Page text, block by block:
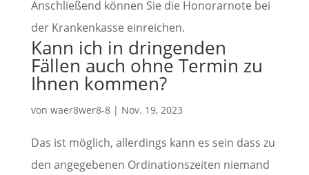
Anschließend können Sie die Honorarnote bei
der Krankenkasse einreichen.
Kann ich in dringenden
Fällen auch ohne Termin zu
Ihnen kommen?
von waer8wer8-8| Nov. 19, 2023
Das ist möglich, allerdings kann es sein dass zu
den angegebenen Ordinationszeiten niemand